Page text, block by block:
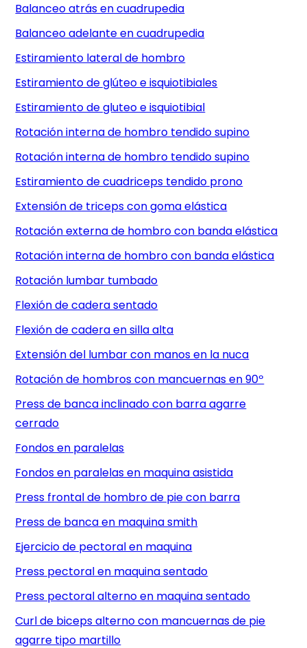
Balanceo atrás en cuadrupedia
Balanceo adelante en cuadrupedia
Estiramiento lateral de hombro
Estiramiento de glúteo e isquiotibiales
Estiramiento de gluteo e isquiotibial
Rotación interna de hombro tendido supino
Rotación interna de hombro tendido supino
Estiramiento de cuadriceps tendido prono
Extensión de triceps con goma elástica
Rotación externa de hombro con banda elástica
Rotación interna de hombro con banda elástica
Rotación lumbar tumbado
Flexión de cadera sentado
Flexión de cadera en silla alta
Extensión del lumbar con manos en la nuca
Rotación de hombros con mancuernas en 90º
Press de banca inclinado con barra agarre
cerrado
Fondos en paralelas
Fondos en paralelas en maquina asistida
Press frontal de hombro de pie con barra
Press de banca en maquina smith
Ejercicio de pectoral en maquina
Press pectoral en maquina sentado
Press pectoral alterno en maquina sentado
Curl de biceps alterno con mancuernas de pie
agarre tipo martillo